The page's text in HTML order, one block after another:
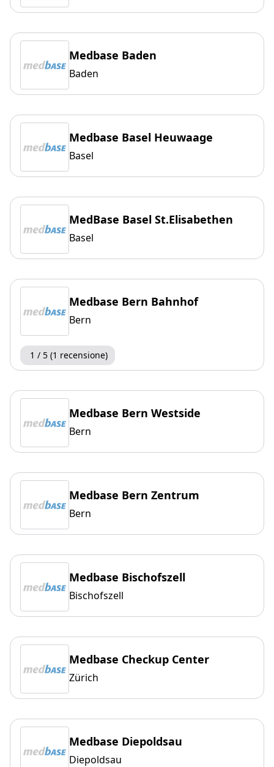
Medbase Baden
Baden
Medbase Basel Heuwaage
Basel
MedBase Basel St.Elisabethen
Basel
Medbase Bern Bahnhof
Bern
1 / 5 (1 recensione)
Medbase Bern Westside
Bern
Medbase Bern Zentrum
Bern
Medbase Bischofszell
Bischofszell
Medbase Checkup Center
Zürich
Medbase Diepoldsau
Diepoldsau